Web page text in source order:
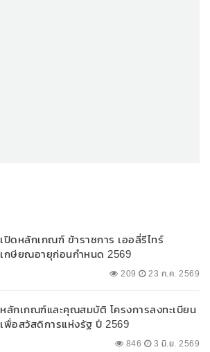
เปิดหลักเกณฑ์ ข้าราชการ เออลี่รีไทร์
เกษียณอายุก่อนกำหนด 2569
209 23 ก.ค. 2569
หลักเกณฑ์และคุณสมบัติ โครงการลงทะเบียน
เพื่อสวัสดิการแห่งรัฐ ปี 2569
846 3 มิ.ย. 2569